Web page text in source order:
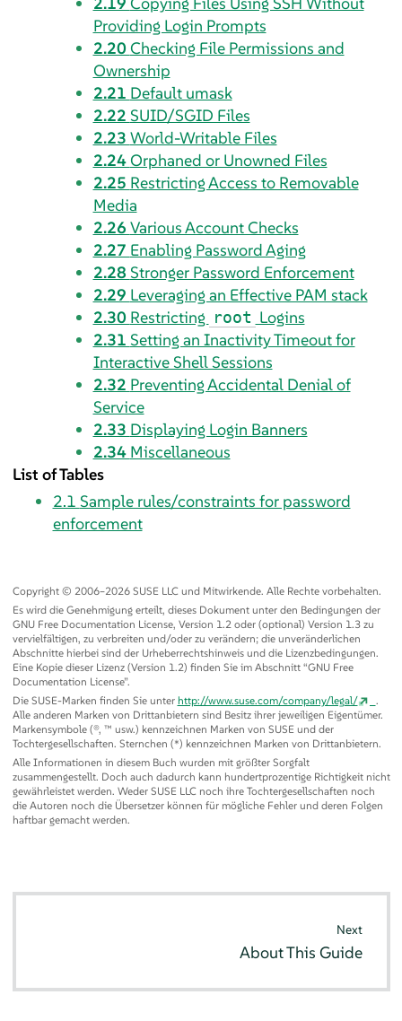
Providing Login Prompts
2.20Checking File Permissions and
Ownership
2.21 Default umask
2.22 SUID/SGID Files
2.23 World-Writable Files
2.24Orphaned or Unowned Files
2.25 Restricting Access to Removable
Media
2.26 Various Account Checks
2.27 Enabling Password Aging
2.28 Stronger Password Enforcement
2.29 Leveraging an Effective PAM stack
2.30 Restricting root Logins
2.31 Setting an Inactivity Timeout for
Interactive Shell Sessions
2.32 Preventing Accidental Denial of
Service
2.33 Displaying Login Banners
2.34 Miscellaneous
List of Tables
2.1 Sample rules/constraints for password
enforcement
Copyright © 2006–2026 SUSE LLC und Mitwirkende. Alle Rechte vorbehalten.
Es wird die Genehmigung erteilt, dieses Dokument unter den Bedingungen der
GNU Free Documentation License, Version 1.2 oder (optional) Version 1.3 zu
vervielfältigen, zu verbreiten und/oder zu verändern; die unveränderlichen
Abschnitte hierbei sind der Urheberrechtshinweis und die Lizenzbedingungen.
Eine Kopie dieser Lizenz (Version 1.2) finden Sie im Abschnitt “GNU Free
Documentation License”.
Die SUSE-Marken finden Sie unter http://www.suse.com/company/legal/
.
Alle anderen Marken von Drittanbietern sind Besitz ihrer jeweiligen Eigentümer.
Markensymbole (®, ™ usw.) kennzeichnen Marken von SUSE und der
Tochtergesellschaften. Sternchen (*) kennzeichnen Marken von Drittanbietern.
Alle Informationen in diesem Buch wurden mit größter Sorgfalt
zusammengestellt. Doch auch dadurch kann hundertprozentige Richtigkeit nicht
gewährleistet werden. Weder SUSE LLC noch ihre Tochtergesellschaften noch
die Autoren noch die Übersetzer können für mögliche Fehler und deren Folgen
haftbar gemacht werden.
Next
About This Guide